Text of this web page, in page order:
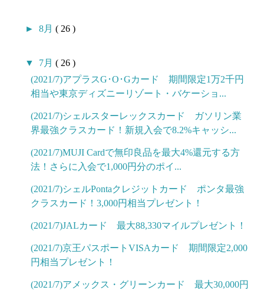
►8月( 26 )
▼ 7月( 26 )
(2021/7)アプラスG･O･Gカード 期間限定1万2千円
相当や東京ディズニーリゾート・バケーショ...
(2021/7)シェルスターレックスカード ガソリン業
界最強クラスカード！新規入会で8.2%キャッシ...
(2021/7)MUJI Cardで無印良品を最大4%還元する方
法！さらに入会で1,000円分のポイ...
(2021/7)シェルPontaクレジットカード ポンタ最強
クラスカード！3,000円相当プレゼント！
(2021/7)JALカード 最大88,330マイルプレゼント！
(2021/7)京王パスポートVISAカード 期間限定2,000
円相当プレゼント！
(2021/7)アメックス・グリーンカード 最大30,000円